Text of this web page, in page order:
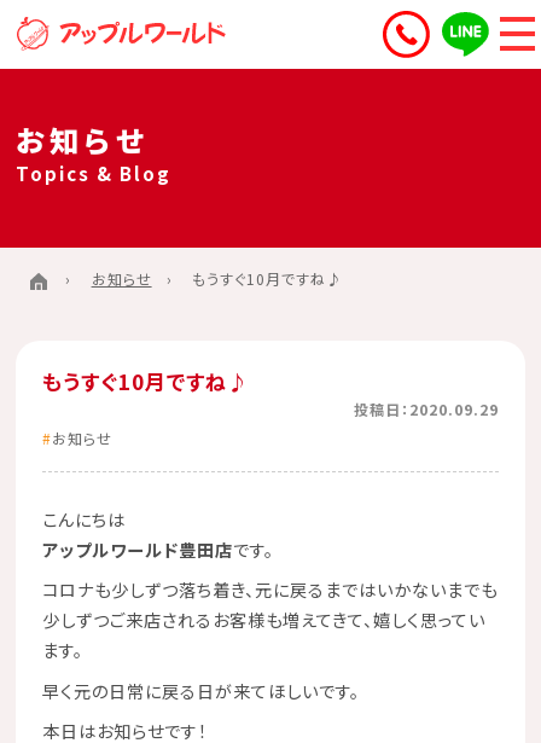
お知らせ
Topics & Blog
お知らせ もうすぐ10月ですね♪
もうすぐ10月ですね♪
投稿日：2020.09.29
お知らせ
こんにちは
アップルワールド豊田店です。
コロナも少しずつ落ち着き、元に戻るまではいかないまでも
少しずつご来店されるお客様も増えてきて、嬉しく思ってい
ます。
早く元の日常に戻る日が来てほしいです。
本日はお知らせです！